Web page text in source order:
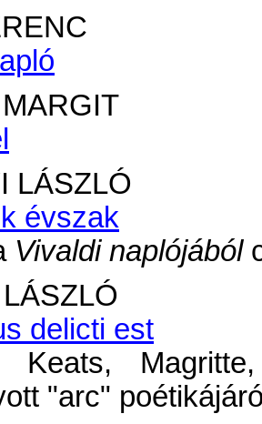
LÁSZLÓ
évszak
Vivaldi naplójából
delicti est
Keats,
"arc"